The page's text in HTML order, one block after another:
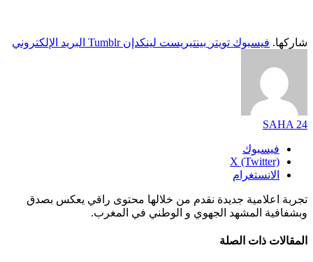
شاركها. فيسبوك تويتر بينتيريست لينكدإن Tumblr البريد الإلكتروني
SAHA 24
فيسبوك
X (Twitter)
الانستغرام
تجربة اعلامية جديدة نقدم من خلالها محتوى راقي يعكس بصدق
وبشفافية المشهد الجهوي و الوطني في المغرب.
المقالات ذات الصلة